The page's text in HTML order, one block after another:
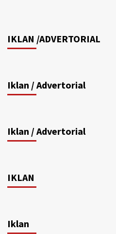
IKLAN /ADVERTORIAL
Iklan / Advertorial
Iklan / Advertorial
IKLAN
Iklan